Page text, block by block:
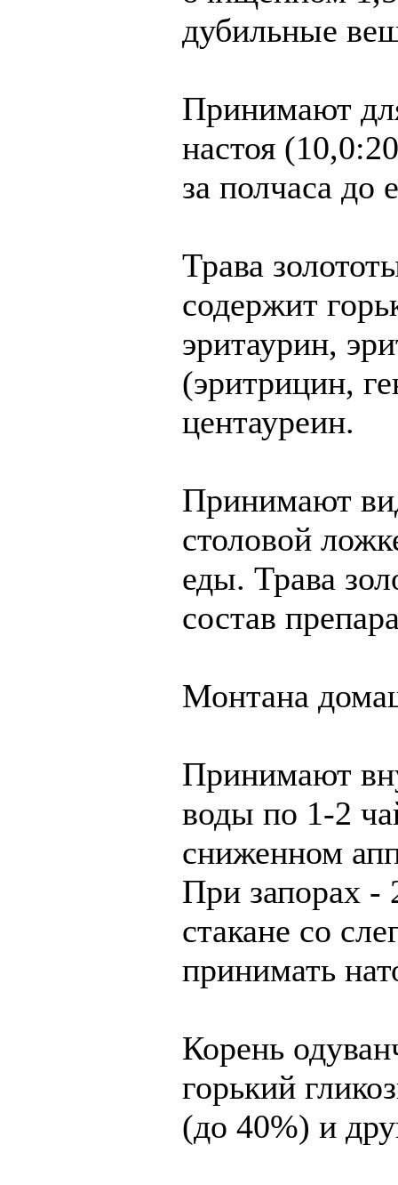
дубильные
Принимают
настоя
за полчаса до
Трава
содержит
эритаурин,
(эритрицин,
центауреин.
Принимают
столовой
еды. Трава
состав
Монтана
Принимают
воды по 1-2
сниженном
При запорах -
стакане со
принимать
Корень
горький
(до 40%) и